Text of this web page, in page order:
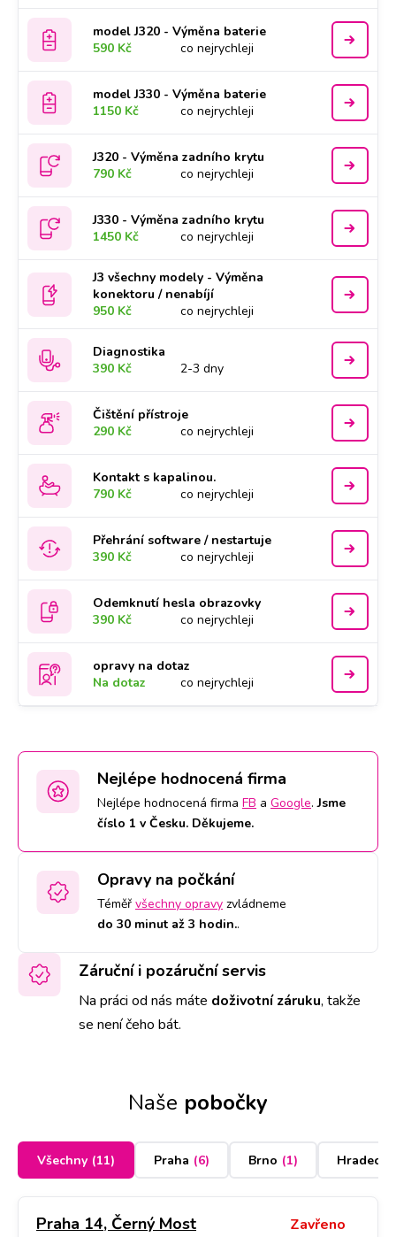
model J320 - Výměna baterie
590 Kč
co nejrychleji
model J330 - Výměna baterie
1150 Kč
co nejrychleji
J320 - Výměna zadního krytu
790 Kč
co nejrychleji
J330 - Výměna zadního krytu
1450 Kč
co nejrychleji
J3 všechny modely - Výměna
konektoru / nenabíjí
950 Kč
co nejrychleji
Diagnostika
390 Kč
2-3 dny
Čištění přístroje
290 Kč
co nejrychleji
Kontakt s kapalinou.
790 Kč
co nejrychleji
Přehrání software / nestartuje
390 Kč
co nejrychleji
Odemknutí hesla obrazovky
390 Kč
co nejrychleji
opravy na dotaz
Na dotaz
co nejrychleji
Nejlépe hodnocená firma
Nejlépe hodnocená firma FB a Google.Jsme
číslo 1 v Česku. Děkujeme.
Opravy na počkání
Téměř všechny opravy zvládneme
do 30 minut až 3 hodin..
Záruční i pozáruční servis
Na práci od nás máte doživotní záruku, takže
se není čeho bát.
Naše pobočky
Všechny (11) Praha (6) Brno (1) Hradec
Praha 14, Černý Most Zavřeno